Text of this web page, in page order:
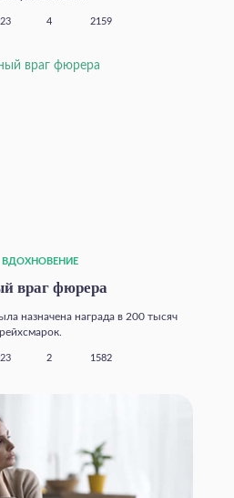
4 2159
ВДОХНОВЕНИЕ
враг фюрера
назначена награда в 200 тысяч
рейхсмарок.
2 1582